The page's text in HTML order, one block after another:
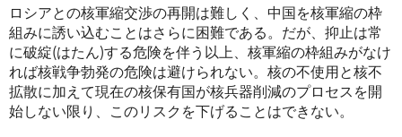
ロシアとの核軍縮交渉の再開は難しく、中国を核軍縮の枠
組みに誘い込むことはさらに困難である。だが、抑止は常
に破綻(はたん)する危険を伴う以上、核軍縮の枠組みがなけ
れば核戦争勃発の危険は避けられない。核の不使用と核不
拡散に加えて現在の核保有国が核兵器削減のプロセスを開
始しない限り、このリスクを下げることはできない。